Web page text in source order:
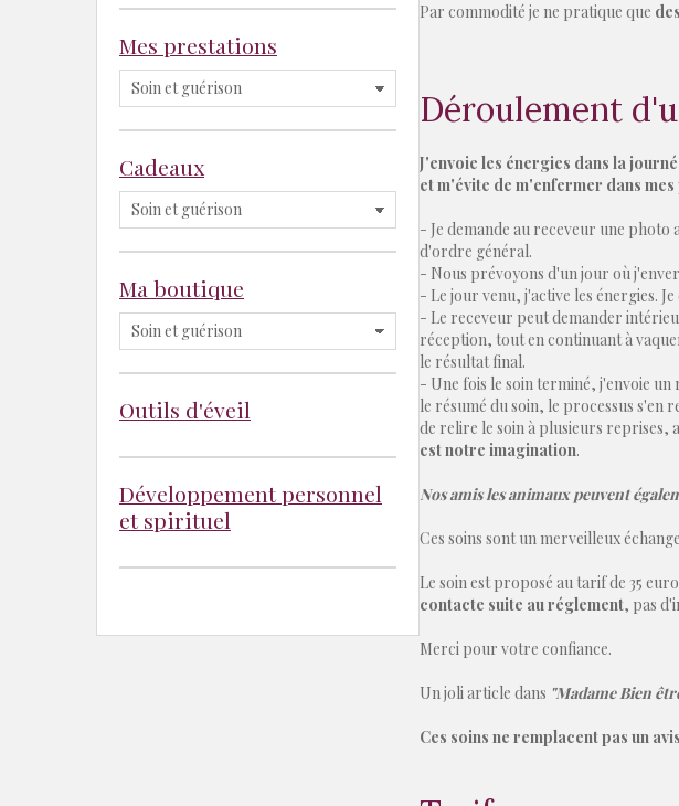
Par commodité je ne pratique que
Déroulement
J'envoie les énergies dans la
et m'évite de m'enfermer dans
- Je demande au receveur une photo
d'ordre général.
- Nous prévoyons d'un jour où
- Le jour venu, j'active les énergies.
- Le receveur peut demander
réception, tout en continuant à
le résultat final.
- Une fois le soin terminé, j'envoie
le résumé du soin, le processus s'en
de relire le soin à plusieurs reprises,
est notre imagination.
Nos amis les animaux peuvent
Ces soins sont un merveilleux
Le soin est proposé au tarif de 35
contacte suite au réglement, pas
Merci pour votre confiance.
Un joli article dans "Madame Bien
Ces soins ne remplacent pas un
Mes prestations
Cadeaux
Ma boutique
Outils d'éveil
Développement personnel
et spirituel